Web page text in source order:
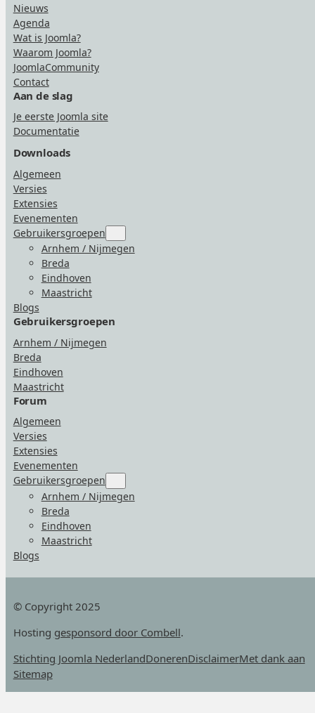
Nieuws
Agenda
Wat is Joomla?
Waarom Joomla?
JoomlaCommunity
Contact
Aan de slag
Je eerste Joomla site
Documentatie
Downloads
Algemeen
Versies
Extensies
Evenementen
Gebruikersgroepen
for
“Gebruikersgroepen”
Arnhem / Nijmegen
Breda
Eindhoven
Maastricht
Blogs
Gebruikersgroepen
Arnhem / Nijmegen
Breda
Eindhoven
Maastricht
Forum
Algemeen
Versies
Extensies
Evenementen
Gebruikersgroepen
for
“Gebruikersgroepen”
Arnhem / Nijmegen
Breda
Eindhoven
Maastricht
Blogs
© Copyright 2025
Hosting gesponsord door Combell.
Stichting Joomla NederlandDonerenDisclaimerMet dank aan
Sitemap